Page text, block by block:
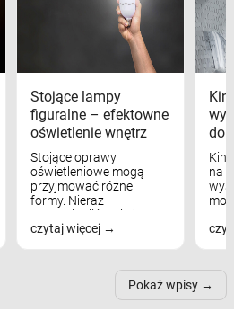
Stojące lampy
figuralne – efektowne
oświetlenie wnętrz
Stojące oprawy
oświetleniowe mogą
przyjmować różne
formy. Nieraz
wspominaliśmy już
modele na łukowych
nich może przydać się w
czytaj więcej
na
Pokaż wpisy